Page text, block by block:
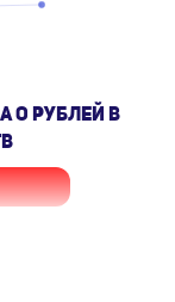
О РУБЛЕЙ В